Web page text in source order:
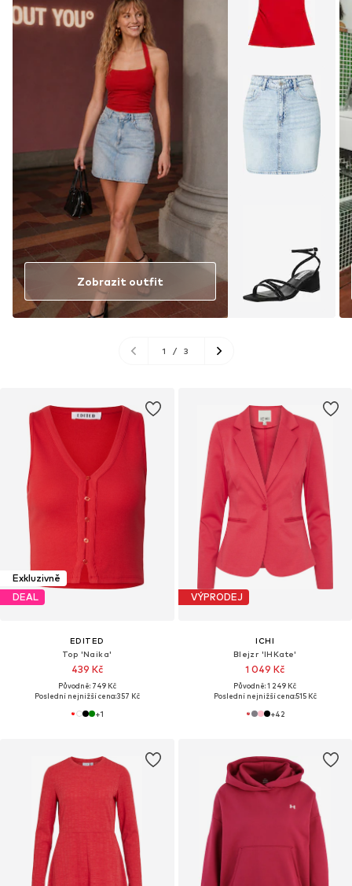
Exkluzivně
DEAL
EDITED
Top 'Naika'
439 Kč
Původně: 749 Kč
Poslední nejnižší cena:357 Kč
+1
VÝPRODEJ
ICHI
Blejzr 'IHKate'
1 049 Kč
Původně: 1 249 Kč
Poslední nejnižší cena:515 Kč
+42
Zobrazit outfit
1 / 3